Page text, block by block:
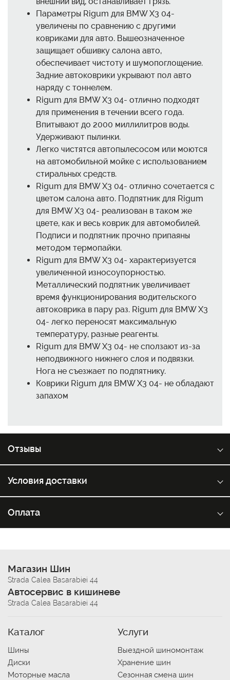
Параметры Rigum для BMW X3 04-
увеличены по сравнению с другими
ковриками для авто. Вышеозначенное
защищает обшивку салона авто,
обеспечивает чистоту и шумопоглощение.
Задние автоковрики укрывают пол авто
наряду с тоннелем.
Rigum для BMW X3 04- отлично подходят
для применения в течении всего года.
Впитывают до 2000 миллилитров воды.
Удерживают пылинки.
Легко чистятся автопылесосом или моются
на автомобильной мойке с использованием
стиральных средств.
Rigum для BMW X3 04- отлично сочетается с
цветом салона авто. Подпятник для Rigum
для BMW X3 04- реализован в таком же
цвете, как и весь коврик для автомобилей.
Подписи и подпятник прочно припаяны
методом термопайки.
Rigum для BMW X3 04- характеризуется
увеличенной износоупорностью.
Металлический подпятник увеличивает
время функционирования водительского
автоковрика в пару раз. Rigum для BMW X3
04- легко переносят максимальную
температуру, разные реагенты.
Rigum для BMW X3 04- не сползают из-за
неподвижного нижнего слоя и подвязки.
Нога не съезжает по подпятнику.
Коврики Rigum для BMW X3 04- не обладают
запахом
Отзывы
Условия доставки
Оплата
Магазин Шин
Strada Calea Basarabiei 44
Автосервис в кишиневе
Strada Calea Basarabiei 44
Каталог
Шины
Диски
Моторные масла
Услуги
Выездной шиномонтаж
Хранение шин
Сезонная смена шин